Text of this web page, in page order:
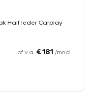
Half leder Carplay
of v.a. € 181 /mnd